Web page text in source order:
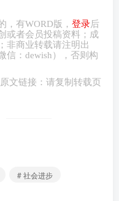
运动会”“云走齐鲁”在
的开展可以( )
育产业转型升级 ②增
优化
，有WORD版， 登录后
或者会员投稿资料；成
非商业转载请注明出
信： dewish ），否则构
原文链接：请复制转载页
# 社会进步